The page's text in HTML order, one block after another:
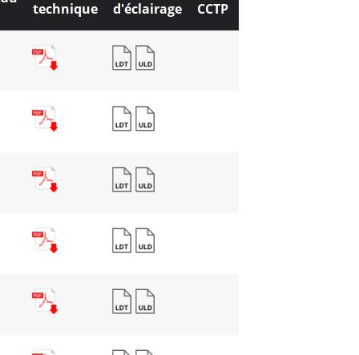
technique
d'éclairage
CCTP